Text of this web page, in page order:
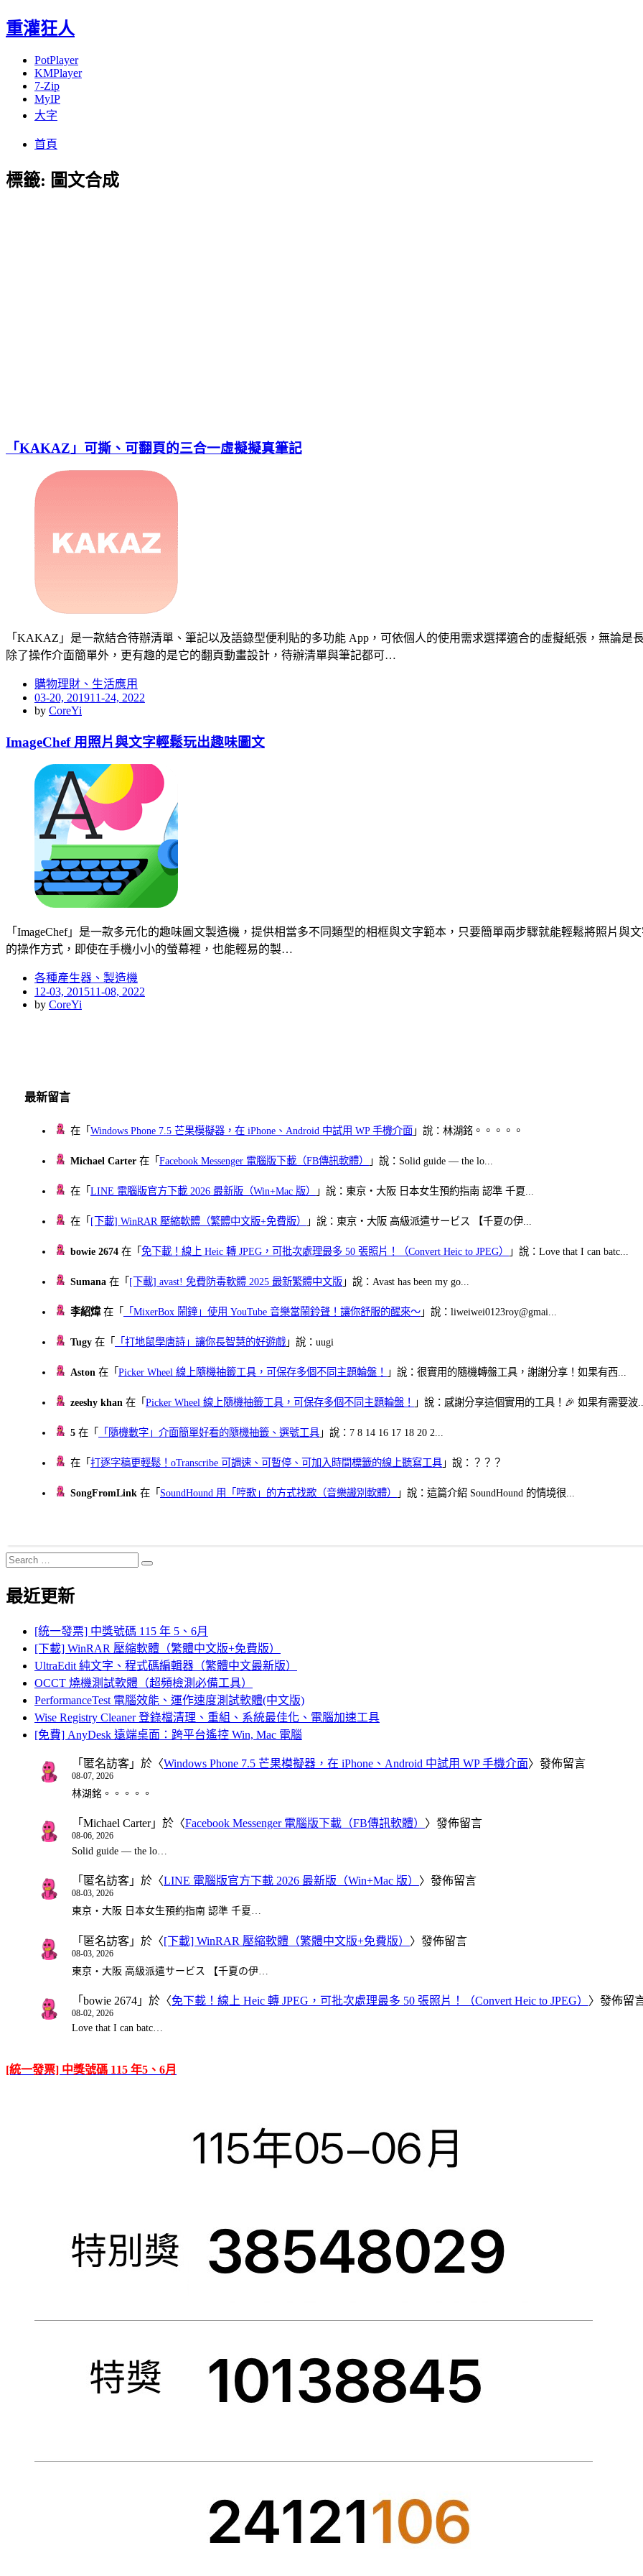
重灌狂人
PotPlayer
KMPlayer
7-Zip
MyIP
大字
首頁
標籤: 圖文合成
「KAKAZ」可撕、可翻頁的三合一虛擬擬真筆記
「KAKAZ」是一款結合待辦清單、筆記以及語錄型便利貼的多功能 App，可依個人的使用需求選擇適合的虛擬紙張，無論是
除了操作介面簡單外，更有趣的是它的翻頁動畫設計，待辦清單與筆記都可…
購物理財、生活應用
Posted
on
03-20, 201911-24, 2022
by CoreYi
ImageChef 用照片與文字輕鬆玩出趣味圖文
「ImageChef」是一款多元化的趣味圖文製造機，提供相當多不同類型的相框與文字範本，只要簡單兩步驟就能輕鬆將照片與
的操作方式，即使在手機小小的螢幕裡，也能輕易的製…
各種產生器、製造機
Posted
on
12-03, 201511-08, 2022
by CoreYi
最新留言
在「Windows Phone 7.5 芒果模擬器，在 iPhone、Android 中試用 WP 手機介面 」說：林湖銘。。。。。
Michael Carter 在「Facebook Messenger 電腦版下載（FB傳訊軟體） 」說：Solid guide — the lo...
在「LINE 電腦版官方下載 2026 最新版（Win+Mac 版） 」說：東京・大阪 日本女生預約指南 認準 千夏...
在「 [下載] WinRAR 壓縮軟體（繁體中文版+免費版） 」說：東京・大阪 高級派遣サービス 【千夏の伊...
bowie 2674 在「免下載！線上 Heic 轉 JPEG，可批次處理最多 50 張照片！（Convert Heic to JPEG） 」說：Love that I can batc...
Sumana 在「 [下載] avast! 免費防毒軟體 2025 最新繁體中文版 」說：Avast has been my go...
李紹煒在「 「MixerBox 鬧鐘」使用 YouTube 音樂當鬧鈴聲！讓你舒服的醒來～ 」說：liweiwei0123roy@gmai...
Tugy 在「 「打地鼠學唐詩」讓你長智慧的好遊戲 」說：uugi
Aston 在「Picker Wheel 線上隨機抽籤工具，可保存多個不同主題輪盤！ 」說：很實用的隨機轉盤工具，謝謝分享！如果有西...
zeeshy khan 在「Picker Wheel 線上隨機抽籤工具，可保存多個不同主題輪盤！ 」說：感謝分享這個實用的工具！🎉 如果有需要波
5 在「 「隨機數字」介面簡單好看的隨機抽籤、選號工具 」說：7 8 14 16 17 18 20 2...
在「打逐字稿更輕鬆！oTranscribe 可調速、可暫停、可加入時間標籤的線上聽寫工具 」說：？？？
SongFromLink 在「 SoundHound 用「哼歌」的方式找歌（音樂識別軟體） 」說：這篇介紹 SoundHound 的情境很...
Search
for:
Search
最近更新
[統一發票] 中獎號碼 115 年 5、6月
[下載] WinRAR 壓縮軟體（繁體中文版+免費版）
UltraEdit 純文字、程式碼編輯器（繁體中文最新版）
OCCT 燒機測試軟體（超頻檢測必備工具）
PerformanceTest 電腦效能、運作速度測試軟體(中文版)
Wise Registry Cleaner 登錄檔清理、重組、系統最佳化、電腦加速工具
[免費] AnyDesk 遠端桌面：跨平台遙控 Win, Mac 電腦
「 匿名訪客 」於〈Windows Phone 7.5 芒果模擬器，在 iPhone、Android 中試用 WP 手機介面〉發佈留言
08-07, 2026
林湖銘。。。。。
「 Michael Carter」於〈Facebook Messenger 電腦版下載（FB傳訊軟體） 〉發佈留言
08-06, 2026
Solid guide — the lo…
「 匿名訪客 」於〈LINE 電腦版官方下載 2026 最新版（Win+Mac 版） 〉發佈留言
08-03, 2026
東京・大阪 日本女生預約指南 認準 千夏…
「 匿名訪客 」於〈[下載] WinRAR 壓縮軟體（繁體中文版+免費版） 〉發佈留言
08-03, 2026
東京・大阪 高級派遣サービス 【千夏の伊…
「 bowie 2674 」於〈免下載！線上 Heic 轉 JPEG，可批次處理最多 50 張照片！（Convert Heic to JPEG） 〉發佈留
08-02, 2026
Love that I can batc…
[統一發票] 中獎號碼 115 年5、6月